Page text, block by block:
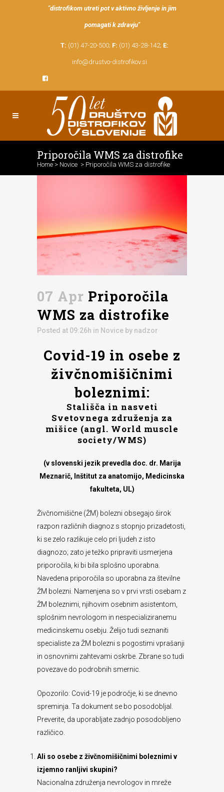
"distrofikom utreti pot v aktivno življenje in jim
pomagati k zdravju"
T: (01) 47-20-500; F: (01) 43-28-142; E:
info@drustvo-distrofikov.si
Priporočila WMS za distrofike
Home > Novice > Priporočila WMS za distrofike
07 Apr Priporočila
WMS za distrofike
Posted at 09:26h in Novice by nadzor
Covid-19 in osebe z
živčnomišičnimi
boleznimi:
Stališča in nasveti
Svetovnega združenja za
mišice (angl. World muscle
society/WMS)
(v slovenski jezik prevedla doc. dr. Marija
Meznarič, Inštitut za anatomijo, Medicinska
fakulteta, UL)
Živčnomišične (ŽM) bolezni obsegajo širok
razpon različnih diagnoz s stopnjo prizadetosti,
ki se zelo razlikuje celo pri ljudeh z isto
diagnozo; zato je težko pripraviti usmerjena
priporočila, ki bi bila splošno uporabna.
Navedena priporočila so uporabna za številne
ŽM bolezni. Namenjena so v prvi vrsti osebam z
ŽM boleznimi, njihovim osebnim asistentom,
splošnim nevrologom in nespecializiranemu
medicinskemu osebju. Želijo tudi seznaniti
specialiste za ŽM bolezni s pogostimi vprašanji
in osnovnimi zahtevami oskrbe. Zbrane so tudi
povezave do podrobnih smernic.
Opozorilo: Covid-19 je področje, ki se dnevno
spreminja. Ta dokument se bo posodobljal.
Preverite, da uporabljate zadnjo posodobljeno
različico.
Ali so osebe z živčnomišičnimi boleznimi v
izjemno ranljivi skupini?
Nacionalna združenja nevrologov in mreže